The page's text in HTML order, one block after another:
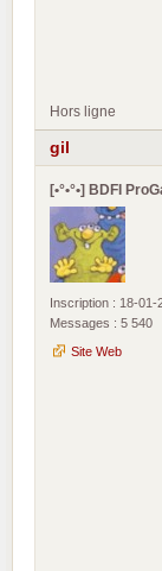
Hors ligne
gil
[•°•°•] BDFI
Inscription : 18-01-
Messages : 5 540
Site Web